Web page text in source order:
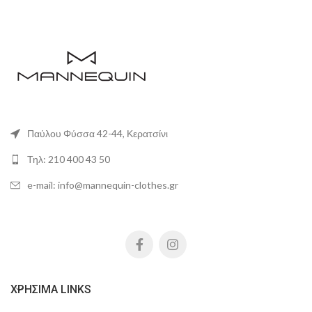
Παύλου Φύσσα 42-44, Κερατσίνι
Τηλ: 210 400 43 50
e-mail: info@mannequin-clothes.gr
ΧΡΉΣΙΜΑ LINKS